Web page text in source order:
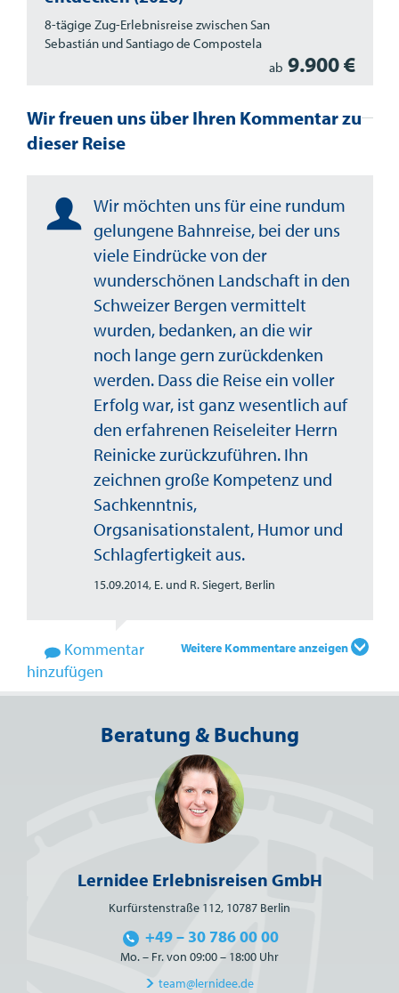
8-tägige Zug-Erlebnisreise zwischen San
Sebastián und Santiago de Compostela
ab 9.900 €
Wir freuen uns über Ihren Kommentar zu
dieser Reise
Wir möchten uns für eine rundum
gelungene Bahnreise, bei der uns
viele Eindrücke von der
wunderschönen Landschaft in den
Schweizer Bergen vermittelt
wurden, bedanken, an die wir
noch lange gern zurückdenken
werden. Dass die Reise ein voller
Erfolg war, ist ganz wesentlich auf
den erfahrenen Reiseleiter Herrn
Reinicke zurückzuführen. Ihn
zeichnen große Kompetenz und
Sachkenntnis,
Orgsanisationstalent, Humor und
Schlagfertigkeit aus.
15.09.2014,E. und R. Siegert, Berlin
Weitere Kommentare anzeigen
Kommentar
hinzufügen
Beratung & Buchung
Lernidee Erlebnisreisen GmbH
Kurfürstenstraße 112, 10787 Berlin
+49 – 30 786 00 00
Mo. – Fr. von 09:00 – 18:00 Uhr
team@lernidee.de